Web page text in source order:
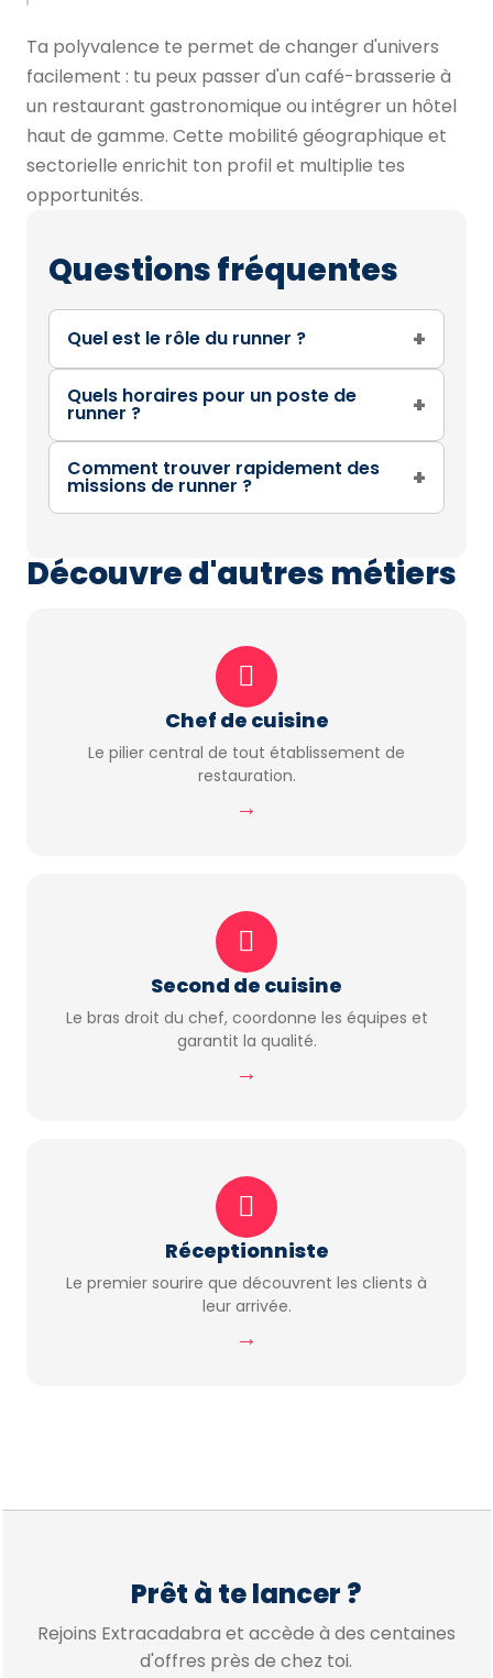
Ta polyvalence te permet de changer d'univers
facilement : tu peux passer d'un café-brasserie à
un restaurant gastronomique ou intégrer un hôtel
haut de gamme. Cette mobilité géographique et
sectorielle enrichit ton profil et multiplie tes
opportunités.
Questions fréquentes
Quel est le rôle du runner ? +
Quels horaires pour un poste de
runner ? +
Comment trouver rapidement des
missions de runner ? +
Découvre d'autres métiers
Chef de cuisine
Le pilier central de tout établissement de
restauration.
→
Second de cuisine
Le bras droit du chef, coordonne les équipes et
garantit la qualité.
→
Réceptionniste
Le premier sourire que découvrent les clients à
leur arrivée.
→
Prêt à te lancer ?
Rejoins Extracadabra et accède à des centaines
d'offres près de chez toi.